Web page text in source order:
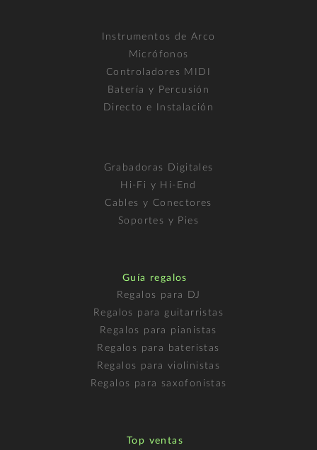
Instrumentos de Arco
Micrófonos
Controladores MIDI
Batería y Percusión
Directo e Instalación
Grabadoras Digitales
Hi-Fi y Hi-End
Cables y Conectores
Soportes y Pies
Guía regalos
Regalos para DJ
Regalos para guitarristas
Regalos para pianistas
Regalos para bateristas
Regalos para violinistas
Regalos para saxofonistas
Top ventas